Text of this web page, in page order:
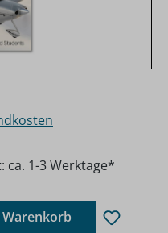
ca. 1-3 Werktage*
gewünschten